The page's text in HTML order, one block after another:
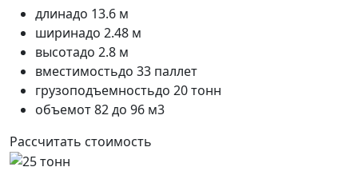
длинадо 13.6 м
ширинадо 2.48 м
высотадо 2.8 м
вместимостьдо 33 паллет
грузоподъемностьдо 20 тонн
объемот 82 до 96 м3
Рассчитать стоимость